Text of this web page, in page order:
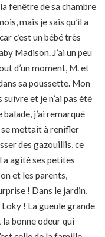
fenêtre de sa chambre
mais je sais qu’il a
c’est un bébé très
Madison. J’ai un peu
d’un moment, M. et
sa poussette. Mon
et je n’ai pas été
j’ai remarqué
mettait à renifler
des gazouillis, ce
a agité ses petites
et les parents,
! Dans le jardin,
! La gueule grande
bonne odeur qui